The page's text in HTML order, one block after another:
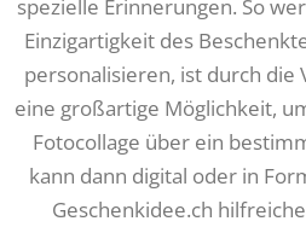
spezielle Erinnerungen. So
Einzigartigkeit des
personalisieren, ist durch die
eine großartige Möglichkeit,
Fotocollage über ein
kann dann digital oder in
Geschenkidee.ch